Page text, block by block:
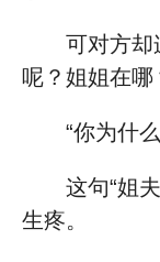
可对方却
呢？姐姐在哪
“你为什
这句“姐
生疼。